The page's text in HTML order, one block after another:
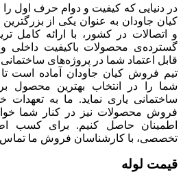
در دنیایی که کیفیت و دوام حرف اول
کیان جاودان به عنوان یکی از
و اتصالات در کشور، با ارائه
گسترده‌‌ی محصولات باکیفیت داخلی
قابل اعتماد شما در پروژه‌های
تیم فروش کیان جاودان آماده است تا
شما را در انتخاب بهترین محصول
ساختمانی یاری نماید. ما به تعهدات
فروش محصولات نیز در کنار شما
اطمینان حاصل کنیم. برای کسب
تخصصی، با کارشناسان فروش ما تماس
قیمت لوله